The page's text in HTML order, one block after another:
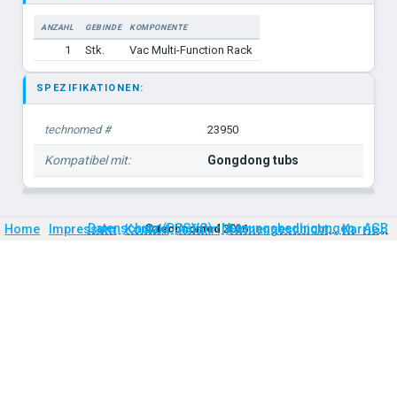
ANZAHL GEBINDE
KOMPONENTE
1
Stk. Vac Multi-Function Rack
SPEZIFIKATIONEN:
technomed # 23950
Kompatibel mit: Gongdong tubs
Home Impressum Kontakt Anfahrt Firmengeschichte Karriere
©technomed 2026
Datenschutz (DSGVO) Nutzungsbedingungen AGB